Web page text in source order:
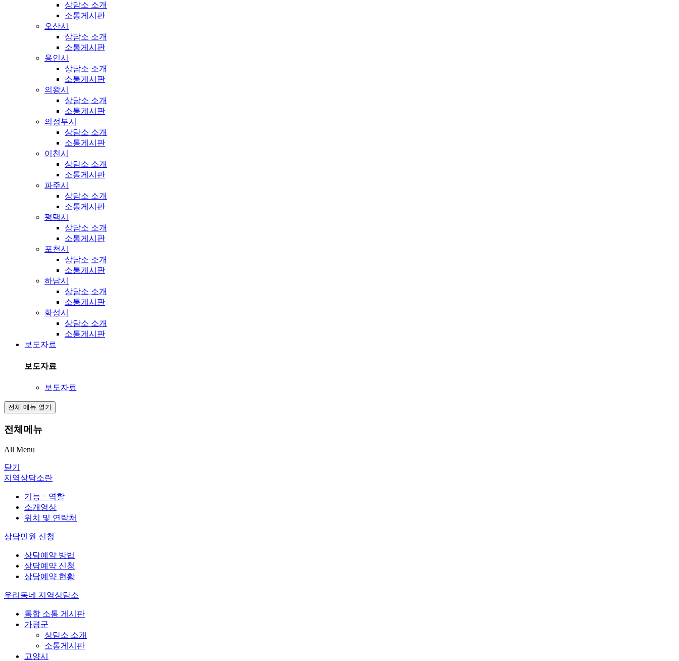
상담소 소개
소통게시판
오산시
상담소 소개
소통게시판
용인시
상담소 소개
소통게시판
의왕시
상담소 소개
소통게시판
의정부시
상담소 소개
소통게시판
이천시
상담소 소개
소통게시판
파주시
상담소 소개
소통게시판
평택시
상담소 소개
소통게시판
포천시
상담소 소개
소통게시판
하남시
상담소 소개
소통게시판
화성시
상담소 소개
소통게시판
보도자료
보도자료
보도자료
전체 메뉴 열기
전체메뉴
All Menu
닫기
지역상담소란
기능ㆍ역할
소개영상
위치 및 연락처
상담민원 신청
상담예약 방법
상담예약 신청
상담예약 현황
우리동네 지역상담소
통합 소통 게시판
가평군
상담소 소개
소통게시판
고양시